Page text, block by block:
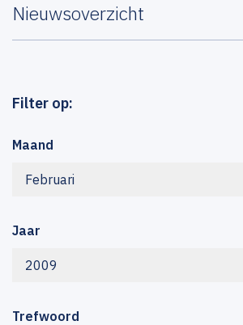
Nieuwsoverzicht
Filter op:
Maand
Februari
Jaar
2009
Trefwoord